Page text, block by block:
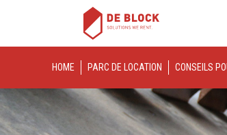
HOME PARC DE LOCATION CONSEILS